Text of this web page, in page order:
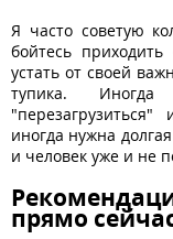
Я часто советую
бойтесь
устать от своей
тупика.
иногда нужна
и человек уже и не
прямо